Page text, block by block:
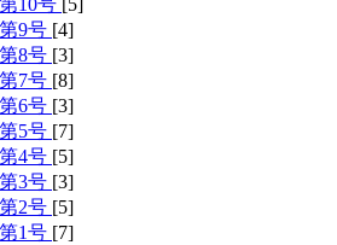
第10号 [5]
第9号 [4]
第8号 [3]
第7号 [8]
第6号 [3]
第5号 [7]
第4号 [5]
第3号 [3]
第2号 [5]
第1号 [7]